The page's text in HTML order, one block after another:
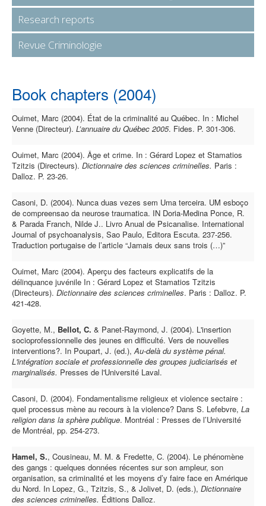
Research reports
Revue Criminologie
Book chapters (2004)
Ouimet, Marc (2004). État de la criminalité au Québec. In : Michel
Venne (Directeur). L’annuaire du Québec 2005. Fides. P. 301-306.
Ouimet, Marc (2004). Âge et crime. In : Gérard Lopez et Stamatios
Tzitzis (Directeurs). Dictionnaire des sciences criminelles. Paris :
Dalloz. P. 23-26.
Casoni, D. (2004). Nunca duas vezes sem Uma terceira. UM esboço
de compreensao da neurose traumatica. IN Doria-Medina Ponce, R.
& Parada Franch, Nilde J.. Livro Anual de Psicanalise. International
Journal of psychoanalysis, Sao Paulo, Editora Escuta. 237-256.
Traduction portugaise de l’article “Jamais deux sans trois (…)”
Ouimet, Marc (2004). Aperçu des facteurs explicatifs de la
délinquance juvénile In : Gérard Lopez et Stamatios Tzitzis
(Directeurs). Dictionnaire des sciences criminelles. Paris : Dalloz. P.
421-428.
Goyette, M., Bellot, C. & Panet-Raymond, J. (2004). L'insertion
socioprofessionnelle des jeunes en difficulté. Vers de nouvelles
interventions?. In Poupart, J. (ed.),Au-delà du système pénal.
L'intégration sociale et professionnelle des groupes judiciarisés et
marginalisés. Presses de l'Université Laval.
Casoni, D. (2004). Fondamentalisme religieux et violence sectaire :
quel processus mène au recours à la violence? Dans S. Lefebvre, La
religion dans la sphère publique. Montréal : Presses de l’Université
de Montréal, pp. 254-273.
Hamel, S., Cousineau, M. M. & Fredette, C. (2004). Le phénomène
des gangs : quelques données récentes sur son ampleur, son
organisation, sa criminalité et les moyens d’y faire face en Amérique
du Nord. In Lopez, G., Tzitzis, S., & Jolivet, D. (eds.), Dictionnaire
des sciences criminelles. Éditions Dalloz.